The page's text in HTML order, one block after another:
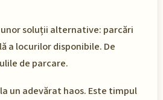
soluții alternative: parcări
a locurilor disponibile. De
de parcare.
un adevărat haos. Este timpul